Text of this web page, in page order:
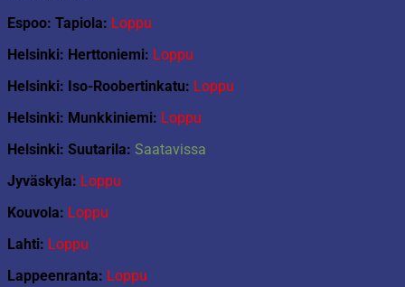
Espoo: Tapiola: Loppu
Helsinki: Herttoniemi: Loppu
Helsinki: Iso-Roobertinkatu: Loppu
Helsinki: Munkkiniemi: Loppu
Helsinki: Suutarila: Saatavissa
Jyväskyla: Loppu
Kouvola: Loppu
Lahti: Loppu
Lappeenranta: Loppu